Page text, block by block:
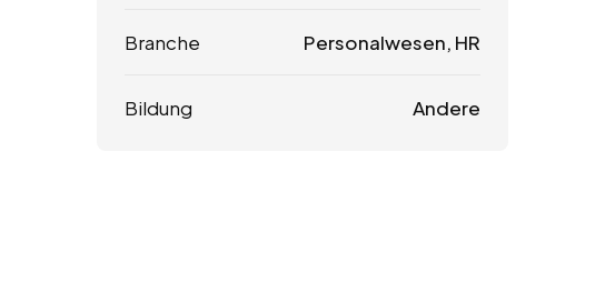
Branche Personalwesen, HR
Bildung Andere